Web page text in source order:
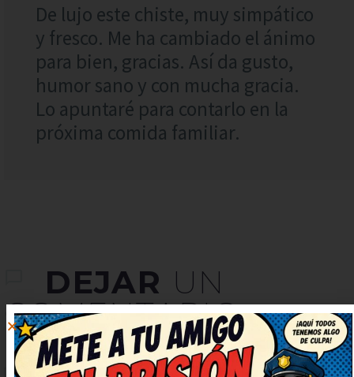
De lujo este chiste, muy simpático
y fresco. Me ha cambiado el ánimo
para bien, gracias. Así da gusto,
humor sano y con mucha gracia.
Lo apuntaré para contarlo en la
próxima comida familiar.
DEJAR UN
COMENTARIO